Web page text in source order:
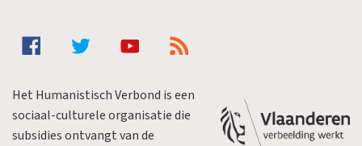
Het Humanistisch Verbond is een
sociaal-culturele organisatie die
subsidies ontvangt van de